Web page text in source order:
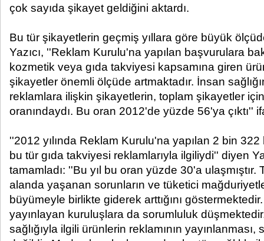
çok sayıda şikayet geldiğini aktardı.
Bu tür şikayetlerin geçmiş yıllara göre büyük
Yazıcı, ''Reklam Kurulu'na yapılan başvurulara
kozmetik veya gıda takviyesi kapsamına giren
şikayetler önemli ölçüde artmaktadır. İnsan
reklamlara ilişkin şikayetlerin, toplam şikayetler
oranındaydı. Bu oran 2012'de yüzde 56'ya çıktı''
''2012 yılında Reklam Kurulu'na yapılan 2 bin
bu tür gıda takviyesi reklamlarıyla ilgiliydi'' diyen
tamamladı: ''Bu yıl bu oran yüzde 30'a
alanda yaşanan sorunların ve tüketici
büyümeyle birlikte giderek arttığını
yayınlayan kuruluşlara da sorumluluk
sağlığıyla ilgili ürünlerin reklamının